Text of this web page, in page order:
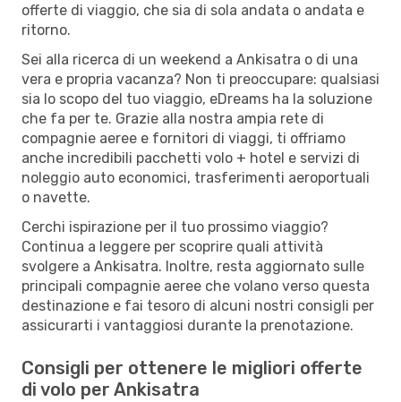
offerte di viaggio, che sia di sola andata o andata e
ritorno.
Sei alla ricerca di un weekend a Ankisatra o di una
vera e propria vacanza? Non ti preoccupare: qualsiasi
sia lo scopo del tuo viaggio, eDreams ha la soluzione
che fa per te. Grazie alla nostra ampia rete di
compagnie aeree e fornitori di viaggi, ti offriamo
anche incredibili pacchetti volo + hotel e servizi di
noleggio auto economici, trasferimenti aeroportuali
o navette.
Cerchi ispirazione per il tuo prossimo viaggio?
Continua a leggere per scoprire quali attività
svolgere a Ankisatra. Inoltre, resta aggiornato sulle
principali compagnie aeree che volano verso questa
destinazione e fai tesoro di alcuni nostri consigli per
assicurarti i vantaggiosi durante la prenotazione.
Consigli per ottenere le migliori offerte
di volo per Ankisatra